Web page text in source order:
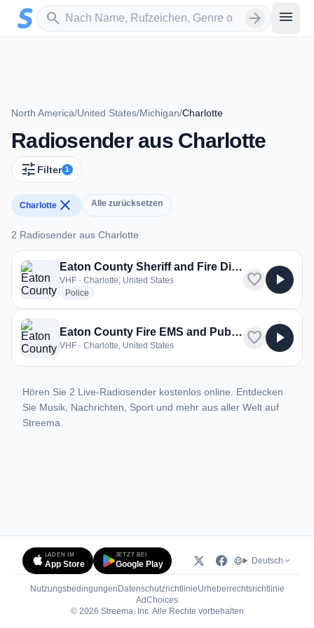
Zum Hauptinhalt springen
search
Sender suchen arrow_forward menu
North America/United States/Michigan/Charlotte
Radiosender aus Charlotte
tune Filter 1
Charlotte close Alle zurücksetzen
2 Radiosender aus Charlotte
2 Radiosender aus Charlotte
Eaton County Sheriff and Fire Dispatch
VHF · Charlotte, United States
Police
favorite play_arrow
Eaton County Fire EMS and Public Works
VHF · Charlotte, United States favorite play_arrow
Hören Sie 2 Live-Radiosender kostenlos online. Entdecken
Sie Musik, Nachrichten, Sport und mehr aus aller Welt auf
Streema.
LADEN IM
App Store
JETZT BEI
Google Play Deutsch
Nutzungsbedingungen DatenschutzrichtlinieUrheberrechtsrichtlinie
AdChoices(öffnet in neuem Tab)
© 2026 Streema, Inc. Alle Rechte vorbehalten